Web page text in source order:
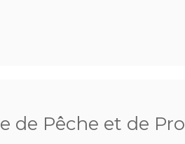
de Pêche et de